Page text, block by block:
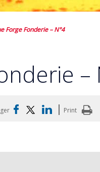
Forge Fonderie – N°4
–
| Print